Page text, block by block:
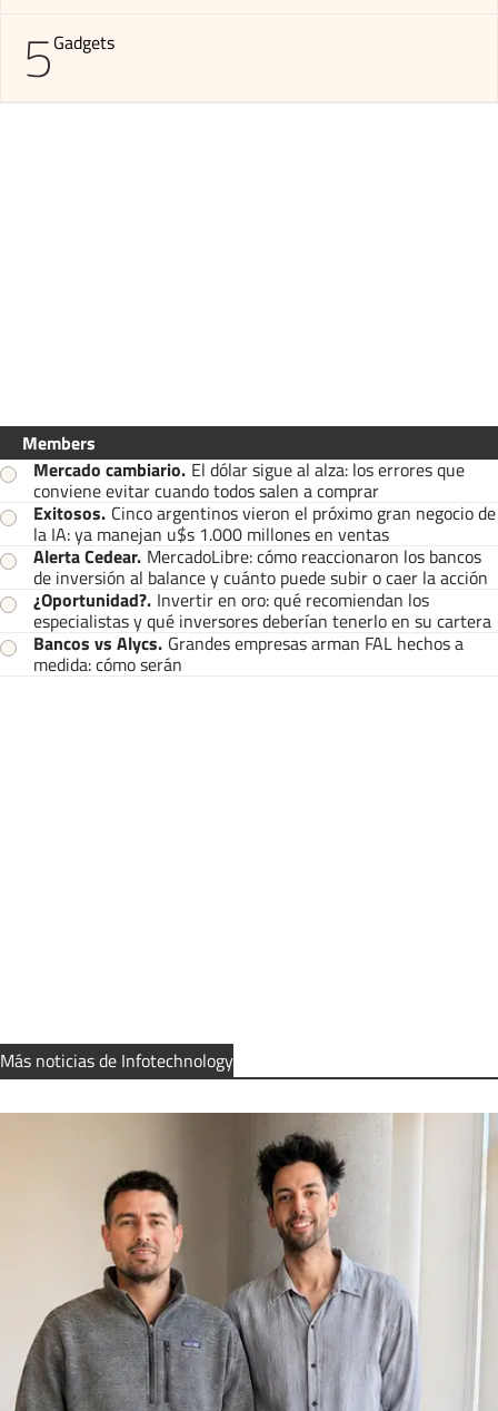
5Gadgets
Members
Mercado cambiario. El dólar sigue al alza: los errores que
conviene evitar cuando todos salen a comprar
Exitosos. Cinco argentinos vieron el próximo gran negocio de
la IA: ya manejan u$s 1.000 millones en ventas
Alerta Cedear. MercadoLibre: cómo reaccionaron los bancos
de inversión al balance y cuánto puede subir o caer la acción
¿Oportunidad?. Invertir en oro: qué recomiendan los
especialistas y qué inversores deberían tenerlo en su cartera
Bancos vs Alycs. Grandes empresas arman FAL hechos a
medida: cómo serán
Más noticias de Infotechnology